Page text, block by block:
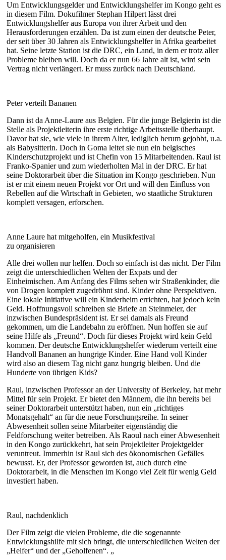
Um Entwicklungsgelder und Entwicklungshelfer im Kongo geht es
in diesem Film. Dokufilmer Stephan Hilpert lässt drei
Entwicklungshelfer aus Europa von ihrer Arbeit und den
Herausforderungen erzählen. Da ist zum einen der deutsche Peter,
der seit über 30 Jahren als Entwicklungshelfer in Afrika gearbeitet
hat. Seine letzte Station ist die DRC, ein Land, in dem er trotz aller
Probleme bleiben will. Doch da er nun 66 Jahre alt ist, wird sein
Vertrag nicht verlängert. Er muss zurück nach Deutschland.
Peter verteilt Bananen
Dann ist da Anne-Laure aus Belgien. Für die junge Belgierin ist die
Stelle als Projektleiterin ihre erste richtige Arbeitsstelle überhaupt.
Davor hat sie, wie viele in ihrem Alter, lediglich herum gejobbt, u.a.
als Babysitterin. Doch in Goma leitet sie nun ein belgisches
Kinderschutzprojekt und ist Chefin von 15 Mitarbeitenden. Raul ist
Franko-Spanier und zum wiederholten Mal in der DRC. Er hat
seine Doktorarbeit über die Situation im Kongo geschrieben. Nun
ist er mit einem neuen Projekt vor Ort und will den Einfluss von
Rebellen auf die Wirtschaft in Gebieten, wo staatliche Strukturen
komplett versagen, erforschen.
Anne Laure hat mitgeholfen, ein Musikfestival
zu organisieren
Alle drei wollen nur helfen. Doch so einfach ist das nicht. Der Film
zeigt die unterschiedlichen Welten der Expats und der
Einheimischen. Am Anfang des Films sehen wir Straßenkinder, die
von Drogen komplett zugedröhnt sind. Kinder ohne Perspektiven.
Eine lokale Initiative will ein Kinderheim errichten, hat jedoch kein
Geld. Hoffnungsvoll schreiben sie Briefe an Steinmeier, der
inzwischen Bundespräsident ist. Er sei damals als Freund
gekommen, um die Landebahn zu eröffnen. Nun hoffen sie auf
seine Hilfe als „Freund“. Doch für dieses Projekt wird kein Geld
kommen. Der deutsche Entwicklungshelfer wiederum verteilt eine
Handvoll Bananen an hungrige Kinder. Eine Hand voll Kinder
wird also an diesem Tag nicht ganz hungrig bleiben. Und die
Hunderte von übrigen Kids?
Raul, inzwischen Professor an der University of Berkeley, hat mehr
Mittel für sein Projekt. Er bietet den Männern, die ihn bereits bei
seiner Doktorarbeit unterstützt haben, nun ein „richtiges
Monatsgehalt“ an für die neue Forschungsreihe. In seiner
Abwesenheit sollen seine Mitarbeiter eigenständig die
Feldforschung weiter betreiben. Als Raoul nach einer Abwesenheit
in den Kongo zurückkehrt, hat sein Projektleiter Projektgelder
veruntreut. Immerhin ist Raul sich des ökonomischen Gefälles
bewusst. Er, der Professor geworden ist, auch durch eine
Doktorarbeit, in die Menschen im Kongo viel Zeit für wenig Geld
investiert haben.
Raul, nachdenklich
Der Film zeigt die vielen Probleme, die die sogenannte
Entwicklungshilfe mit sich bringt, die unterschiedlichen Welten der
„Helfer“ und der „Geholfenen“. „